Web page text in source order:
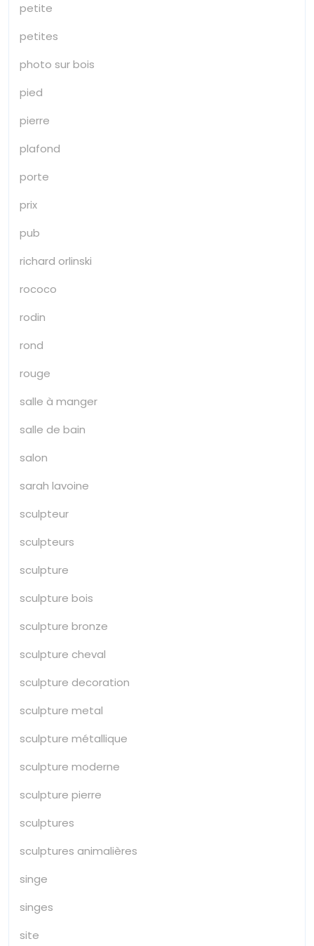
petite
petites
photo sur bois
pied
pierre
plafond
porte
prix
pub
richard orlinski
rococo
rodin
rond
rouge
salle à manger
salle de bain
salon
sarah lavoine
sculpteur
sculpteurs
sculpture
sculpture bois
sculpture bronze
sculpture cheval
sculpture decoration
sculpture metal
sculpture métallique
sculpture moderne
sculpture pierre
sculptures
sculptures animalières
singe
singes
site